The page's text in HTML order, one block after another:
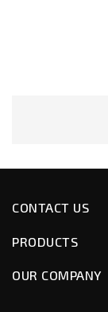
CONTACT US
PRODUCTS
OUR COMPANY